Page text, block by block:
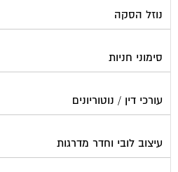
נוזל הסקה
סימוני חניות
עורכי דין / נוטוריונים
עיצוב לובי וחדר מדרגות